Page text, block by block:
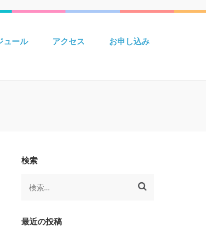
えいごきょうしつ
ュール アクセス お申し込み
検索
検
最近の投稿